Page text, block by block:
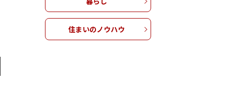
住まいのノウハウ